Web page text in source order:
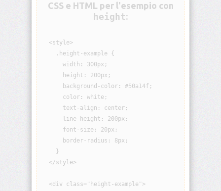
animation-
timing-
function
aspect-
ratio
backdrop-
filter
backface-
visibility
background
background-
attachment
CSS e HTML per l'esempio con
height:
  <style>
    .height-example {
      width: 300px;
      height: 200px;
      background-color: #50a14f;
      color: white;
      text-align: center;
      line-height: 200px;
      font-size: 20px;
      border-radius: 8px;
    }
  </style>
  <div class="height-example">